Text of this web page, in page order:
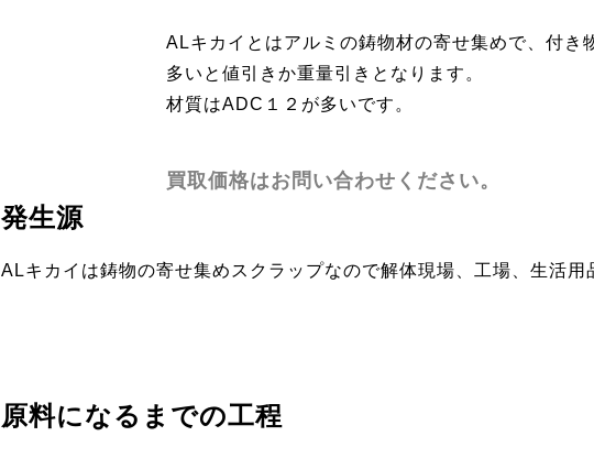
ALキカイとはアルミの鋳物材の寄せ集めで、付き
多いと値引きか重量引きとなります。
材質はADC１２が多いです。
買取価格はお問い合わせください。
発生源
ALキカイは鋳物の寄せ集めスクラップなので解体現場、工場、生活用
原料になるまでの工程